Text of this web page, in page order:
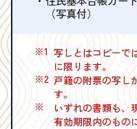
（写真付）
※1 写しとはコピーで
に限ります。
※2 戸籍の附票の写し
す。
※
いずれの書類も、
有効期限内のもの